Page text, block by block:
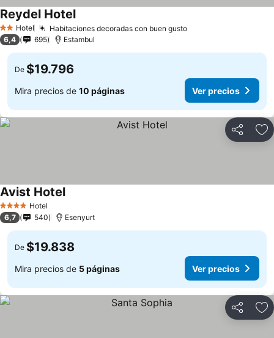
2 Estrellas
Hotel Habitaciones decoradas con buen gusto
Reydel Hotel
6,4 695 Estambul
De $19.796
Mira precios de 10 páginas Ver precios
Compartir
4 EstrellasHotel
Avist Hotel
6,7 540 Esenyurt
De $19.838
Mira precios de 5 páginas Ver precios
Compartir